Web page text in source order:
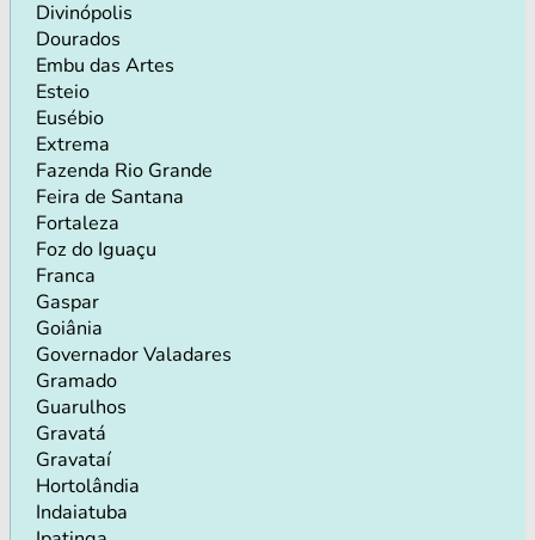
Divinópolis
Dourados
Embu das Artes
Esteio
Eusébio
Extrema
Fazenda Rio Grande
Feira de Santana
Fortaleza
Foz do Iguaçu
Franca
Gaspar
Goiânia
Governador Valadares
Gramado
Guarulhos
Gravatá
Gravataí
Hortolândia
Indaiatuba